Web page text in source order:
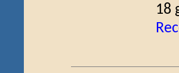
18